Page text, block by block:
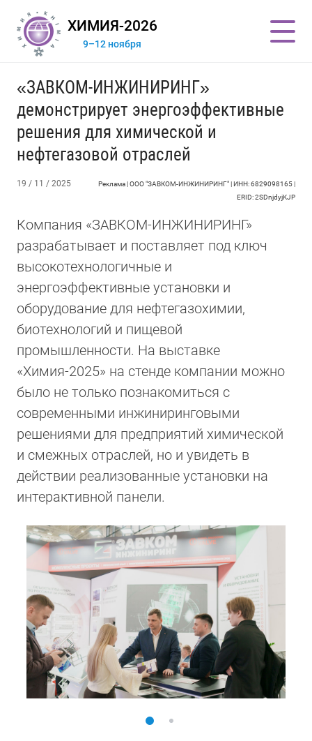
ХИМИЯ-2026
9–12 ноября
«ЗАВКОМ-ИНЖИНИРИНГ»
демонстрирует энергоэффективные
решения для химической и
нефтегазовой отраслей
19 / 11 / 2025
Реклама | ООО "ЗАВКОМ-ИНЖИНИРИНГ" | ИНН: 6829098165 |
ERID: 2SDnjdyjKJP
Компания «ЗАВКОМ-ИНЖИНИРИНГ»
разрабатывает и поставляет под ключ
высокотехнологичные и
энергоэффективные установки и
оборудование для нефтегазохимии,
биотехнологий и пищевой
промышленности. На выставке
«Химия-2025» на стенде компании можно
было не только познакомиться с
современными инжиниринговыми
решениями для предприятий химической
и смежных отраслей, но и увидеть в
действии реализованные установки на
интерактивной панели.